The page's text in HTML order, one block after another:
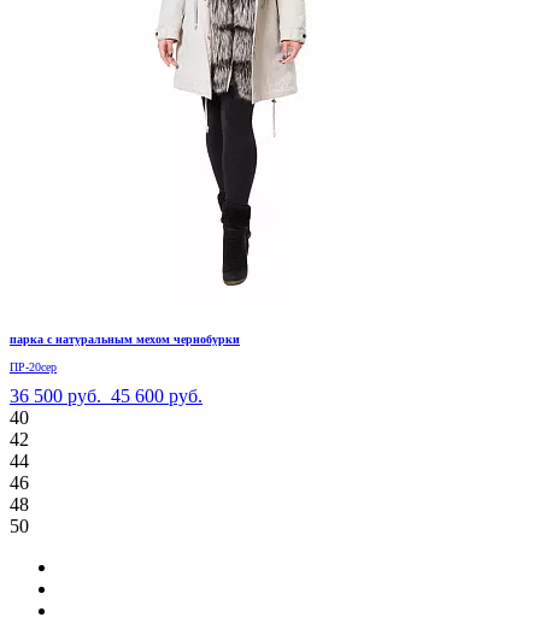
парка с натуральным мехом чернобурки
ПР-20сер
36 500 руб. 45 600 руб.
40
42
44
46
48
50